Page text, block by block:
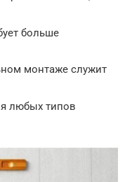
больше
монтаже служит
любых типов